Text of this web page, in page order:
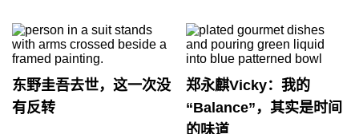
东野圭吾去世，这一次没
有反转
郑永麒Vicky：我的
“Balance”，其实是时间
的味道